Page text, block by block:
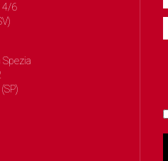
4/6
Spezia